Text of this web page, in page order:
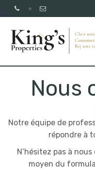
Nous
Notre équipe de
répondre à
N’hésitez pas à
moyen du